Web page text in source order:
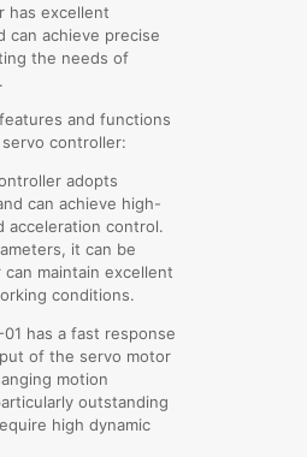
has excellent
can achieve precise
the needs of
and functions
controller:
adopts
can achieve high-
acceleration control.
it can be
maintain excellent
conditions.
has a fast response
of the servo motor
motion
outstanding
high dynamic